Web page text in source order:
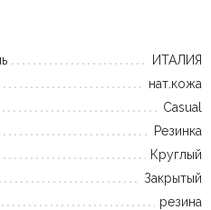
ИТАЛИЯ
нат.кожа
Casual
Резинка
Круглый
Закрытый
резина